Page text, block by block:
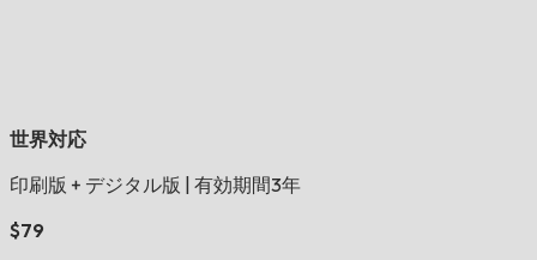
世界対応
印刷版 + デジタル版
有効期間3年
$79